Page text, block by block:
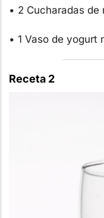
• 2 Cucharadas de
• 1 Vaso de yogurt
Receta 2